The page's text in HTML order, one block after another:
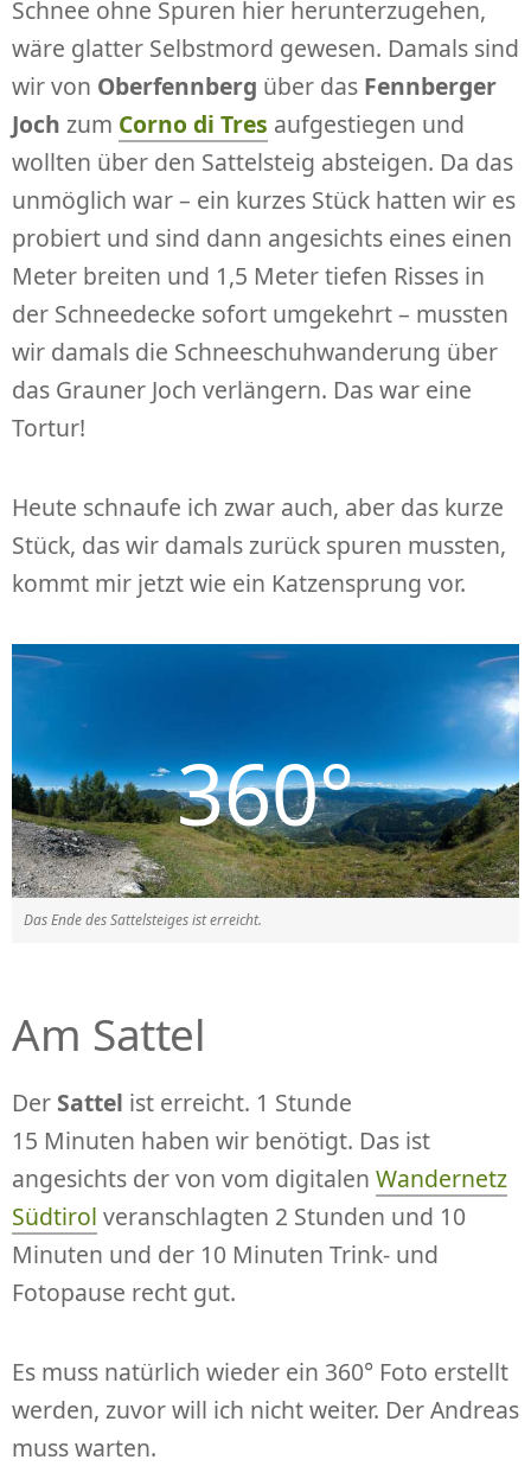
Schnee ohne Spuren hier herunterzugehen,
wäre glatter Selbstmord gewesen. Damals sind
wir von Oberfennberg über das Fennberger
Joch zum Corno di Tres aufgestiegen und
wollten über den Sattelsteig absteigen. Da das
unmöglich war – ein kurzes Stück hatten wir es
probiert und sind dann angesichts eines einen
Meter breiten und 1,5 Meter tiefen Risses in
der Schneedecke sofort umgekehrt – mussten
wir damals die Schneeschuhwanderung über
das Grauner Joch verlängern. Das war eine
Tortur!
Heute schnaufe ich zwar auch, aber das kurze
Stück, das wir damals zurück spuren mussten,
kommt mir jetzt wie ein Katzensprung vor.
Das Ende des Sattelsteiges ist erreicht.
Am Sattel
Der Sattel ist erreicht. 1 Stunde
15 Minuten haben wir benötigt. Das ist
angesichts der von vom digitalen Wandernetz
Südtirol veranschlagten 2 Stunden und 10
Minuten und der 10 Minuten Trink- und
Fotopause recht gut.
Es muss natürlich wieder ein 360° Foto erstellt
werden, zuvor will ich nicht weiter. Der Andreas
muss warten.